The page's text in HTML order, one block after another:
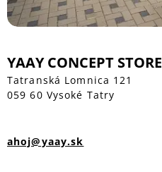
YAAY CONCEPT STORE
Tatranská Lomnica 121
059 60 Vysoké Tatry
ahoj@yaay.sk